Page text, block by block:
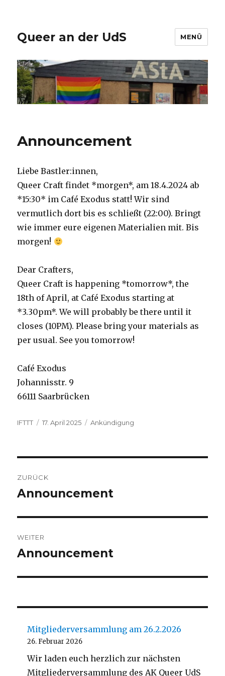
Queer an der UdS MENÜ
Announcement
Liebe Bastler:innen,
Queer Craft findet *morgen*, am 18.4.2024 ab
*15:30* im Café Exodus statt! Wir sind
vermutlich dort bis es schließt (22:00). Bringt
wie immer eure eigenen Materialien mit. Bis
morgen!
Dear Crafters,
Queer Craft is happening *tomorrow*, the
18th of April, at Café Exodus starting at
*3.30pm*. We will probably be there until it
closes (10PM). Please bring your materials as
per usual. See you tomorrow!
Café Exodus
Johannisstr. 9
66111 Saarbrücken
Autor
IFTTT
Veröffentlicht
17. April 2025 Kategorien
Ankündigung
ZURÜCK
Vorheriger
Announcement
WEITER
Nächster
Announcement
Mitgliederversammlung am 26.2.2026
26. Februar 2026
Wir laden euch herzlich zur nächsten
Mitgliederversammlung des AK Queer UdS